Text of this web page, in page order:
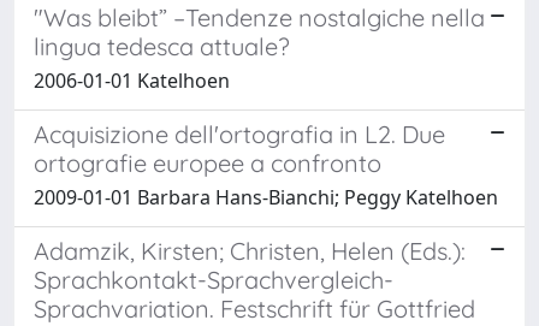
"Was bleibt” –Tendenze nostalgiche nella
lingua tedesca attuale?
2006-01-01 Katelhoen
Acquisizione dell'ortografia in L2. Due
ortografie europee a confronto
2009-01-01 Barbara Hans-Bianchi; Peggy Katelhoen
Adamzik, Kirsten; Christen, Helen (Eds.):
Sprachkontakt-Sprachvergleich-
Sprachvariation. Festschrift für Gottfried